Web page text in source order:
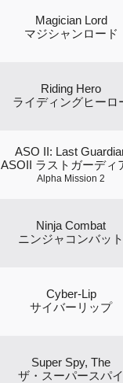
Magician Lord
マジシャンロード
Riding Hero
ライディングヒーロ
ASO II: Last
ASOII ラストガーディ
Alpha Mission 2
Ninja Combat
ニンジャコンバット
Cyber-Lip
サイバーリップ
Super Spy, The
ザ・スーパースパイ